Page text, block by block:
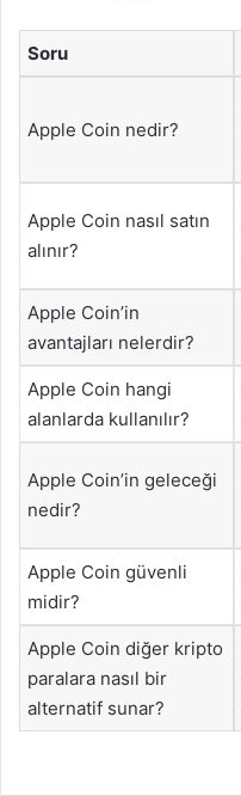
Soru
Apple Coin nedir?
Apple Coin nasıl satın
alınır?
Apple Coin’in
avantajları nelerdir?
Apple Coin hangi
alanlarda kullanılır?
Apple Coin’in geleceği
nedir?
Apple Coin güvenli
midir?
Apple Coin diğer kripto
paralara nasıl bir
alternatif sunar?